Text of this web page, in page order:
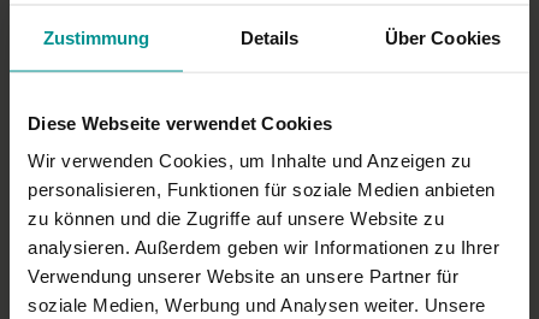
Zustimmung Details Über Cookies
Diese Webseite verwendet Cookies
Wir verwenden Cookies, um Inhalte und Anzeigen zu
personalisieren, Funktionen für soziale Medien anbieten
zu können und die Zugriffe auf unsere Website zu
analysieren. Außerdem geben wir Informationen zu Ihrer
Verwendung unserer Website an unsere Partner für
soziale Medien, Werbung und Analysen weiter. Unsere
richtig verstanden und umsetzten können.
0
Mehr laden